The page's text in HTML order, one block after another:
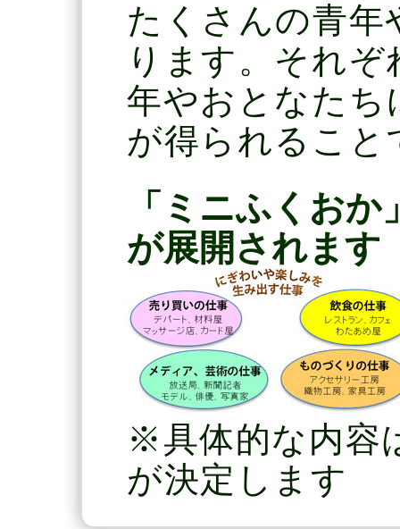
たくさんの青年
ります。それ
年やおとなたち
が得られること
「ミニふくお
が展開されます
※具体的な内容
が決定します